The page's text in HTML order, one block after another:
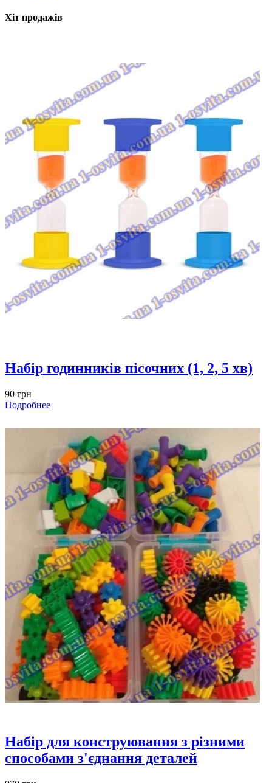
Хіт продажів
Набір годинників пісочних (1, 2, 5 хв)
90 грн
Подробнее
Набір для конструювання з різними
способами з'єднання деталей